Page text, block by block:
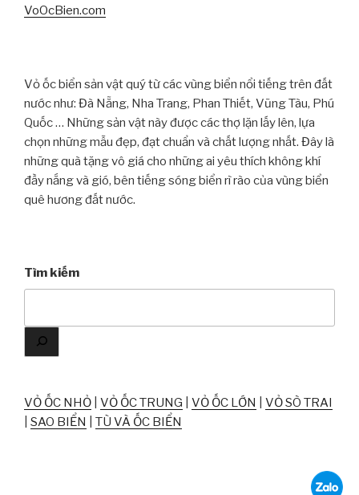
VoOcBien.com
Vỏ ốc biển sản vật quý từ các vùng biển nổi tiếng trên đất
nước như: Đà Nẵng, Nha Trang, Phan Thiết, Vũng Tàu, Phú
Quốc … Những sản vật này được các thợ lặn lấy lên, lựa
chọn những mẫu đẹp, đạt chuẩn và chất lượng nhất. Đây là
những quà tặng vô giá cho những ai yêu thích không khí
đầy nắng và gió, bên tiếng sóng biển rì rào của vùng biển
quê hương đất nước.
Tìm kiếm
VỎ ỐC NHỎ VỎ ỐC TRUNG VỎ ỐC LỚN
VỎ SÒ TRAI
SAO BIỂN TÙ VÀ ỐC BIỂN